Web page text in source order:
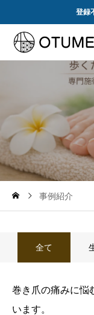
登録
事例紹介
全て
巻き爪の痛みに悩
います。